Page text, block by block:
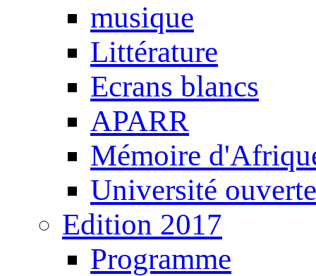
musique
Littérature
Ecrans blancs
APARR
Mémoire
Université ouverte
Edition 2017
Programme